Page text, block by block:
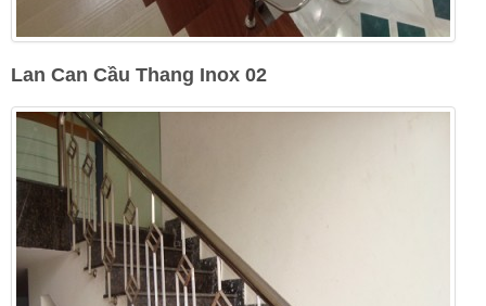
Lan Can Cầu Thang Inox 02